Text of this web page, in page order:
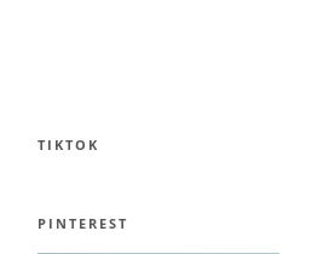
TIKTOK
PINTEREST